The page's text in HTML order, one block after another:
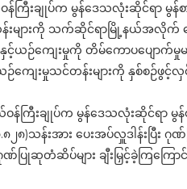
ကြီးချုပ်က မွန်ဒေသလုံးဆိုင်ရာ မွန်စ
များကို သက်ဆိုင်ရာမြို့နယ်အလိုက် နွေ
ယဉ်ကျေးမှုကို တိမ်ကောပပျောက်မှုမ
ဉ်ကျေးမှုသင်တန်းများကို နှစ်စဉ်ဖွ
ြီးချုပ်က မွန်ဒေသလုံးဆိုင်ရာ မွန်စ
၈)သန်းအား ပေးအပ်လှူဒါန်းပြီး
ဂုဏ်ပြုဆုတံဆိပ်များ ချီးမြှင့်ခဲ့ကြကြ